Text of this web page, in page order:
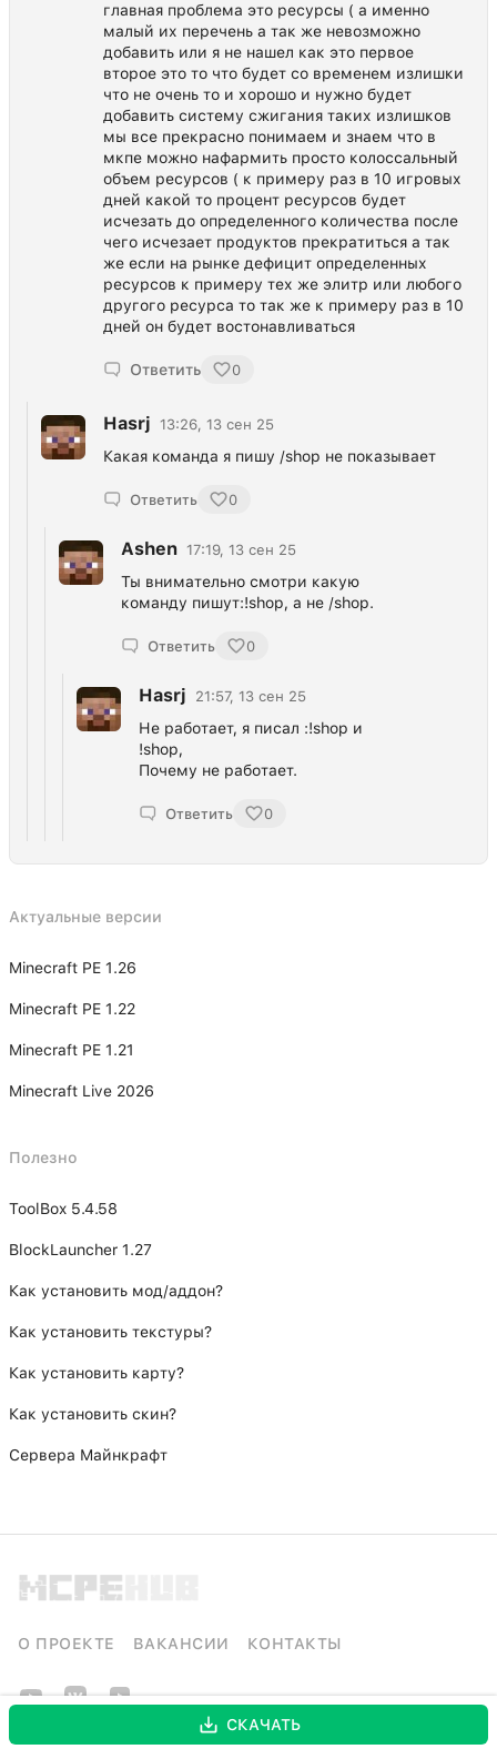
СКАЧАТЬ
главная проблема это ресурсы ( а именно
малый их перечень а так же невозможно
добавить или я не нашел как это первое
второе это то что будет со временем излишки
что не очень то и хорошо и нужно будет
добавить систему сжигания таких излишков
мы все прекрасно понимаем и знаем что в
мкпе можно нафармить просто колоссальный
объем ресурсов ( к примеру раз в 10 игровых
дней какой то процент ресурсов будет
исчезать до определенного количества после
чего исчезает продуктов прекратиться а так
же если на рынке дефицит определенных
ресурсов к примеру тех же элитр или любого
другого ресурса то так же к примеру раз в 10
дней он будет востонавливаться
Ответить 0
Hasrj 13:26, 13 сен 25
Какая команда я пишу /shop не показывает
Ответить 0
Ashen 17:19, 13 сен 25
Ты внимательно смотри какую
команду пишут:!shop, а не /shop.
Ответить 0
Hasrj 21:57, 13 сен 25
Не работает, я писал :!shop и
!shop,
Почему не работает.
Ответить 0
Актуальные версии
Minecraft PE 1.26
Minecraft PE 1.22
Minecraft PE 1.21
Minecraft Live 2026
Полезно
ToolBox 5.4.58
BlockLauncher 1.27
Как установить мод/аддон?
Как установить текстуры?
Как установить карту?
Как установить скин?
Сервера Майнкрафт
О ПРОЕКТЕ ВАКАНСИИ КОНТАКТЫ